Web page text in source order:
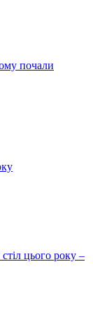
почали
цього року –